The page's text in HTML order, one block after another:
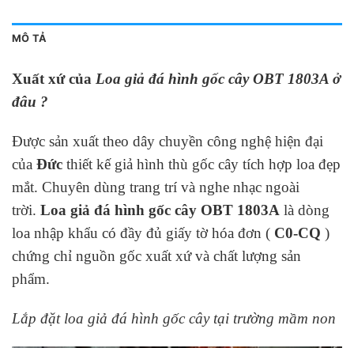
MÔ TẢ
Xuất xứ của Loa giả đá hình gốc cây OBT 1803A ở
đâu ?
Được sản xuất theo dây chuyền công nghệ hiện đại
của Đức thiết kế giả hình thù gốc cây tích hợp loa đẹp
mắt. Chuyên dùng trang trí và nghe nhạc ngoài
trời. Loa giả đá hình gốc cây OBT 1803A là dòng
loa nhập khẩu có đầy đủ giấy tờ hóa đơn ( C0-CQ )
chứng chỉ nguồn gốc xuất xứ và chất lượng sản
phẩm.
Lắp đặt loa giả đá hình gốc cây tại trường mầm non